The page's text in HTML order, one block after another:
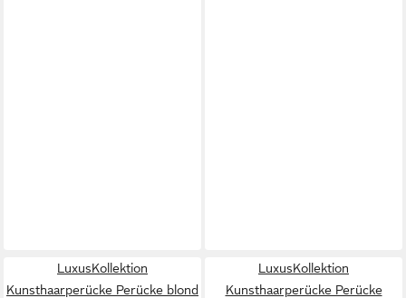
LuxusKollektion
Kunsthaarperücke Perücke blond
LuxusKollektion
Kunsthaarperücke Perücke